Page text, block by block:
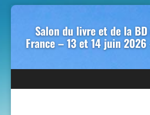
Salon du livre et de la BD
France – 13 et 14 juin 2026